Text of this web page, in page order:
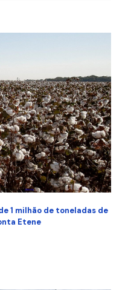
1 milhão de toneladas de
Etene